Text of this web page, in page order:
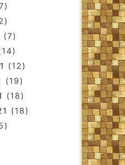
(7)
(12)
(19)
(18)
(18)